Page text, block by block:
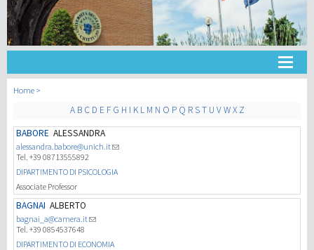
Didáctica
III Misión
Home
A B C D E F G H I K L M N O P Q R S T U V W X Z
BABORE ALESSANDRA
alessandra.babore@unich.it
Tel. +39 08713555892
DIPARTIMENTO DI PSICOLOGIA
Associate Professor
BAGNAI ALBERTO
bagnai_a@camera.it
Tel. +39 0854537648
DIPARTIMENTO DI ECONOMIA